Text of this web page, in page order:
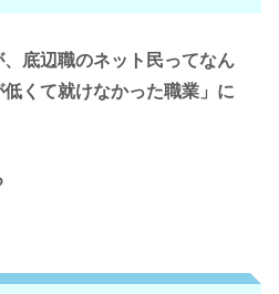
底辺職のネット民ってなん
くて就けなかった職業」に